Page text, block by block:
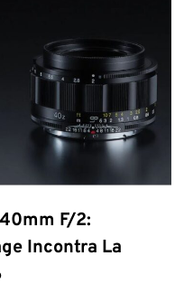
F/2:
Incontra La